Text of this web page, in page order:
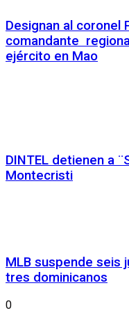
Designan al coronel
comandante
ejército en Mao
DINTEL detienen a
Montecristi
MLB suspende seis
tres dominicanos
0